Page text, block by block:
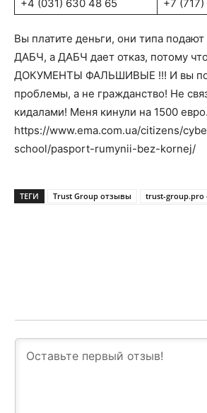
+4 (031) 630 48 65
+7
Вы платите деньги, они типа
ДАБЧ, а ДАБЧ дает отказ, потому
ДОКУМЕНТЫ ФАЛЬШИВЫЕ !!! И вы
проблемы, а не гражданство! Не
кидалами! Меня кинули на 1500
https://www.ema.com.ua/citizens/
school/pasport-rumynii-bez-kornej/
ТЕГИ Trust Group отзывы trust-group.pro